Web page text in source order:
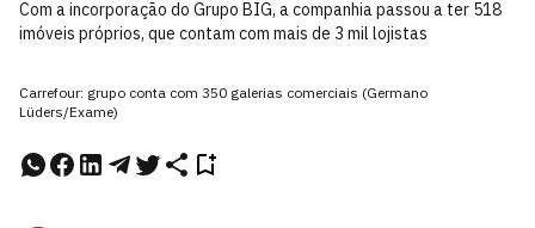
Com a incorporação do Grupo BIG, a companhia passou a ter 518
imóveis próprios, que contam com mais de 3 mil lojistas
Carrefour: grupo conta com 350 galerias comerciais (Germano
Lüders/Exame)